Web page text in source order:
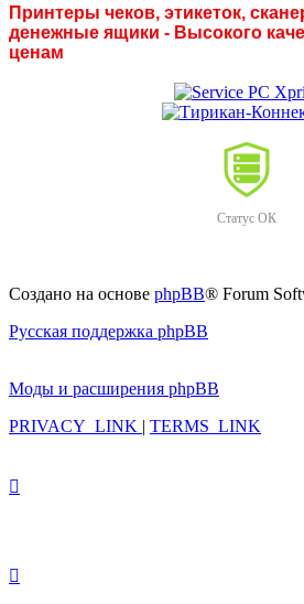
Принтеры чеков, этикеток,
денежные ящики - Высокого
ценам
Статус ОК
Создано на основе phpBB® Forum
Русская поддержка phpBB
Моды и расширения phpBB
PRIVACY_LINK | TERMS_LINK